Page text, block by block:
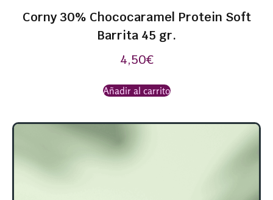
Corny 30% Chococaramel Protein Soft
Barrita 45 gr.
4,50€
Añadir al carrito